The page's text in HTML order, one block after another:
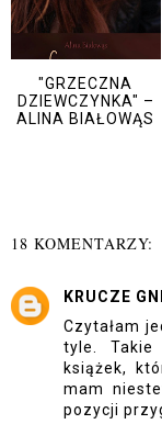
"GRZECZNA
DZIEWCZYNKA" –
ALINA BIAŁOWĄS
18 KOMENTARZY:
KRUCZE
Czytałam
tyle.
książek,
mam
pozycji